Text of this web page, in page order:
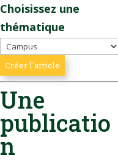
Choisissez une
thématique
Une
publicatio
n